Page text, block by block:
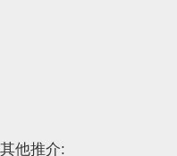
其他推介: